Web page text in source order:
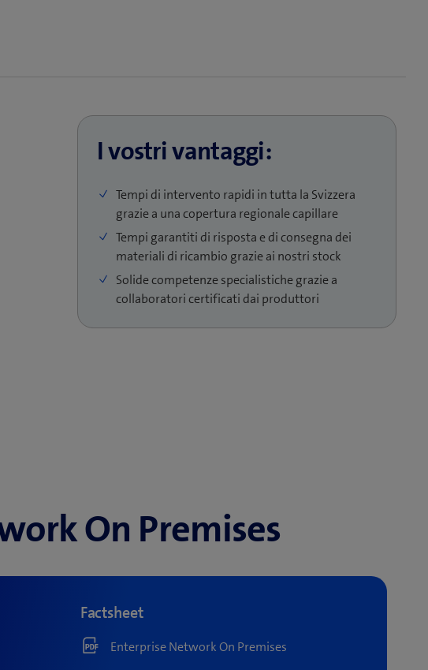
I vostri vantaggi:
Tempi di intervento rapidi in tutta la Svizzera
grazie a una copertura regionale capillare
Tempi garantiti di risposta e di consegna dei
materiali di ricambio grazie ai nostri stock
Solide competenze specialistiche grazie a
collaboratori certificati dai produttori
On Premises
Factsheet
Enterprise Network On Premises